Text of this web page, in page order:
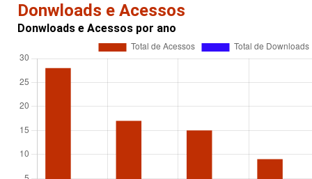
Donwloads e Acessos
Donwloads e Acessos por ano